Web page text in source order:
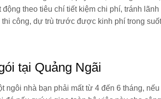
theo tiêu chí tiết kiệm chi phí, tránh lãnh
công, dự trù trước được kinh phí trong
tại Quảng Ngãi
ngôi nhà bạn phải mất từ 4 đến 6 tháng, nếu